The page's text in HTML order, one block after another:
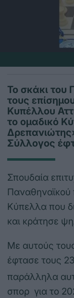
Το σκάκι του
τους
Κυπέλλου
το ομαδικό
Σύλλογος
Σπουδαία
Παναθηναϊκού
Κύπελλα που
και κράτησε
Με αυτούς
έφτασε τους
παράλληλα
σπορ για το